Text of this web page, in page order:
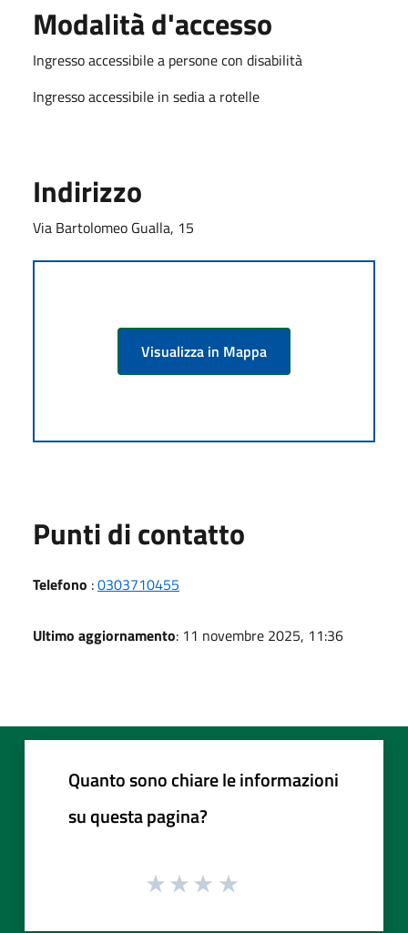
Modalità d'accesso
Ingresso accessibile a persone con disabilità
Ingresso accessibile in sedia a rotelle
Indirizzo
Via Bartolomeo Gualla, 15
Visualizza in Mappa
Punti di contatto
Telefono :0303710455
Ultimo aggiornamento: 11 novembre 2025, 11:36
Quanto sono chiare le informazioni
su questa pagina?